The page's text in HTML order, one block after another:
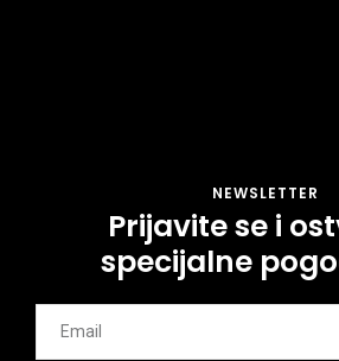
NEWSLETTER
Prijavite se i
specijalne